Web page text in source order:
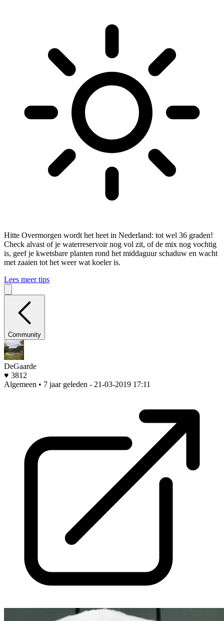
Hitte Overmorgen wordt het heet in Nederland: tot wel 36 graden!
Check alvast of je waterreservoir nog vol zit, of de mix nog vochtig
is, geef je kwetsbare planten rond het middaguur schaduw en wacht
met zaaien tot het weer wat koeler is.
Lees meer tips
Community
DeGaarde
♥ 3812
Algemeen • 7 jaar geleden - 21-03-2019 17:11